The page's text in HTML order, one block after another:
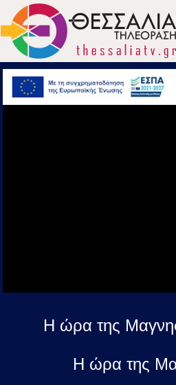
Η ώρα της
Η ώρα της